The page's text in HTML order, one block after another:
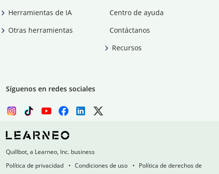
Herramientas de IA
Otras herramientas
Centro de ayuda
Contáctanos
Recursos
Síguenos en redes sociales
Quillbot, a Learneo, Inc. business
Política de privacidad
Condiciones de uso
Política de derechos de